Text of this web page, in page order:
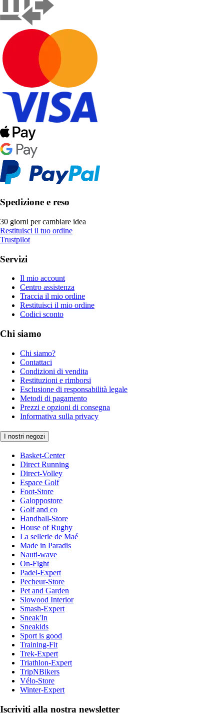
Spedizione e reso
30 giorni per cambiare idea
Restituisci il tuo ordine
Trustpilot
Servizi
Il mio account
Centro assistenza
Traccia il mio ordine
Restituisci il mio ordine
Codici sconto
Chi siamo
Chi siamo?
Contattaci
Condizioni di vendita
Restituzioni e rimborsi
Esclusione di responsabilità legale
Metodi di pagamento
Prezzi e opzioni di consegna
Informativa sulla privacy
I nostri negozi
Basket-Center
Direct Running
Direct-Volley
Espace Golf
Foot-Store
Galoppostore
Golf and co
Handball-Store
House of Rugby
La sellerie de Maé
Made in Paradis
Nauti-wave
On-Fight
Padel-Expert
Pecheur-Store
Pet and Garden
Slowood Interior
Smash-Expert
Sneak'In
Sneakids
Sport is good
Training-Fit
Trek-Expert
Triathlon-Expert
TripNBikers
Vélo-Store
Winter-Expert
Iscriviti alla nostra newsletter